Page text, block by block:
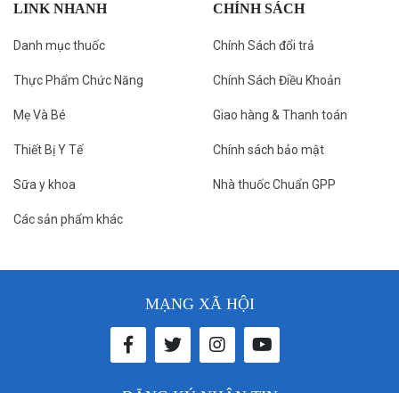
LINK NHANH
Danh mục thuốc
Thực Phẩm Chức Năng
Mẹ Và Bé
Thiết Bị Y Tế
Sữa y khoa
Các sản phẩm khác
CHÍNH SÁCH
Chính Sách đổi trả
Chính Sách Điều Khoản
Giao hàng & Thanh toán
Chính sách bảo mật
Nhà thuốc Chuẩn GPP
MẠNG XÃ HỘI